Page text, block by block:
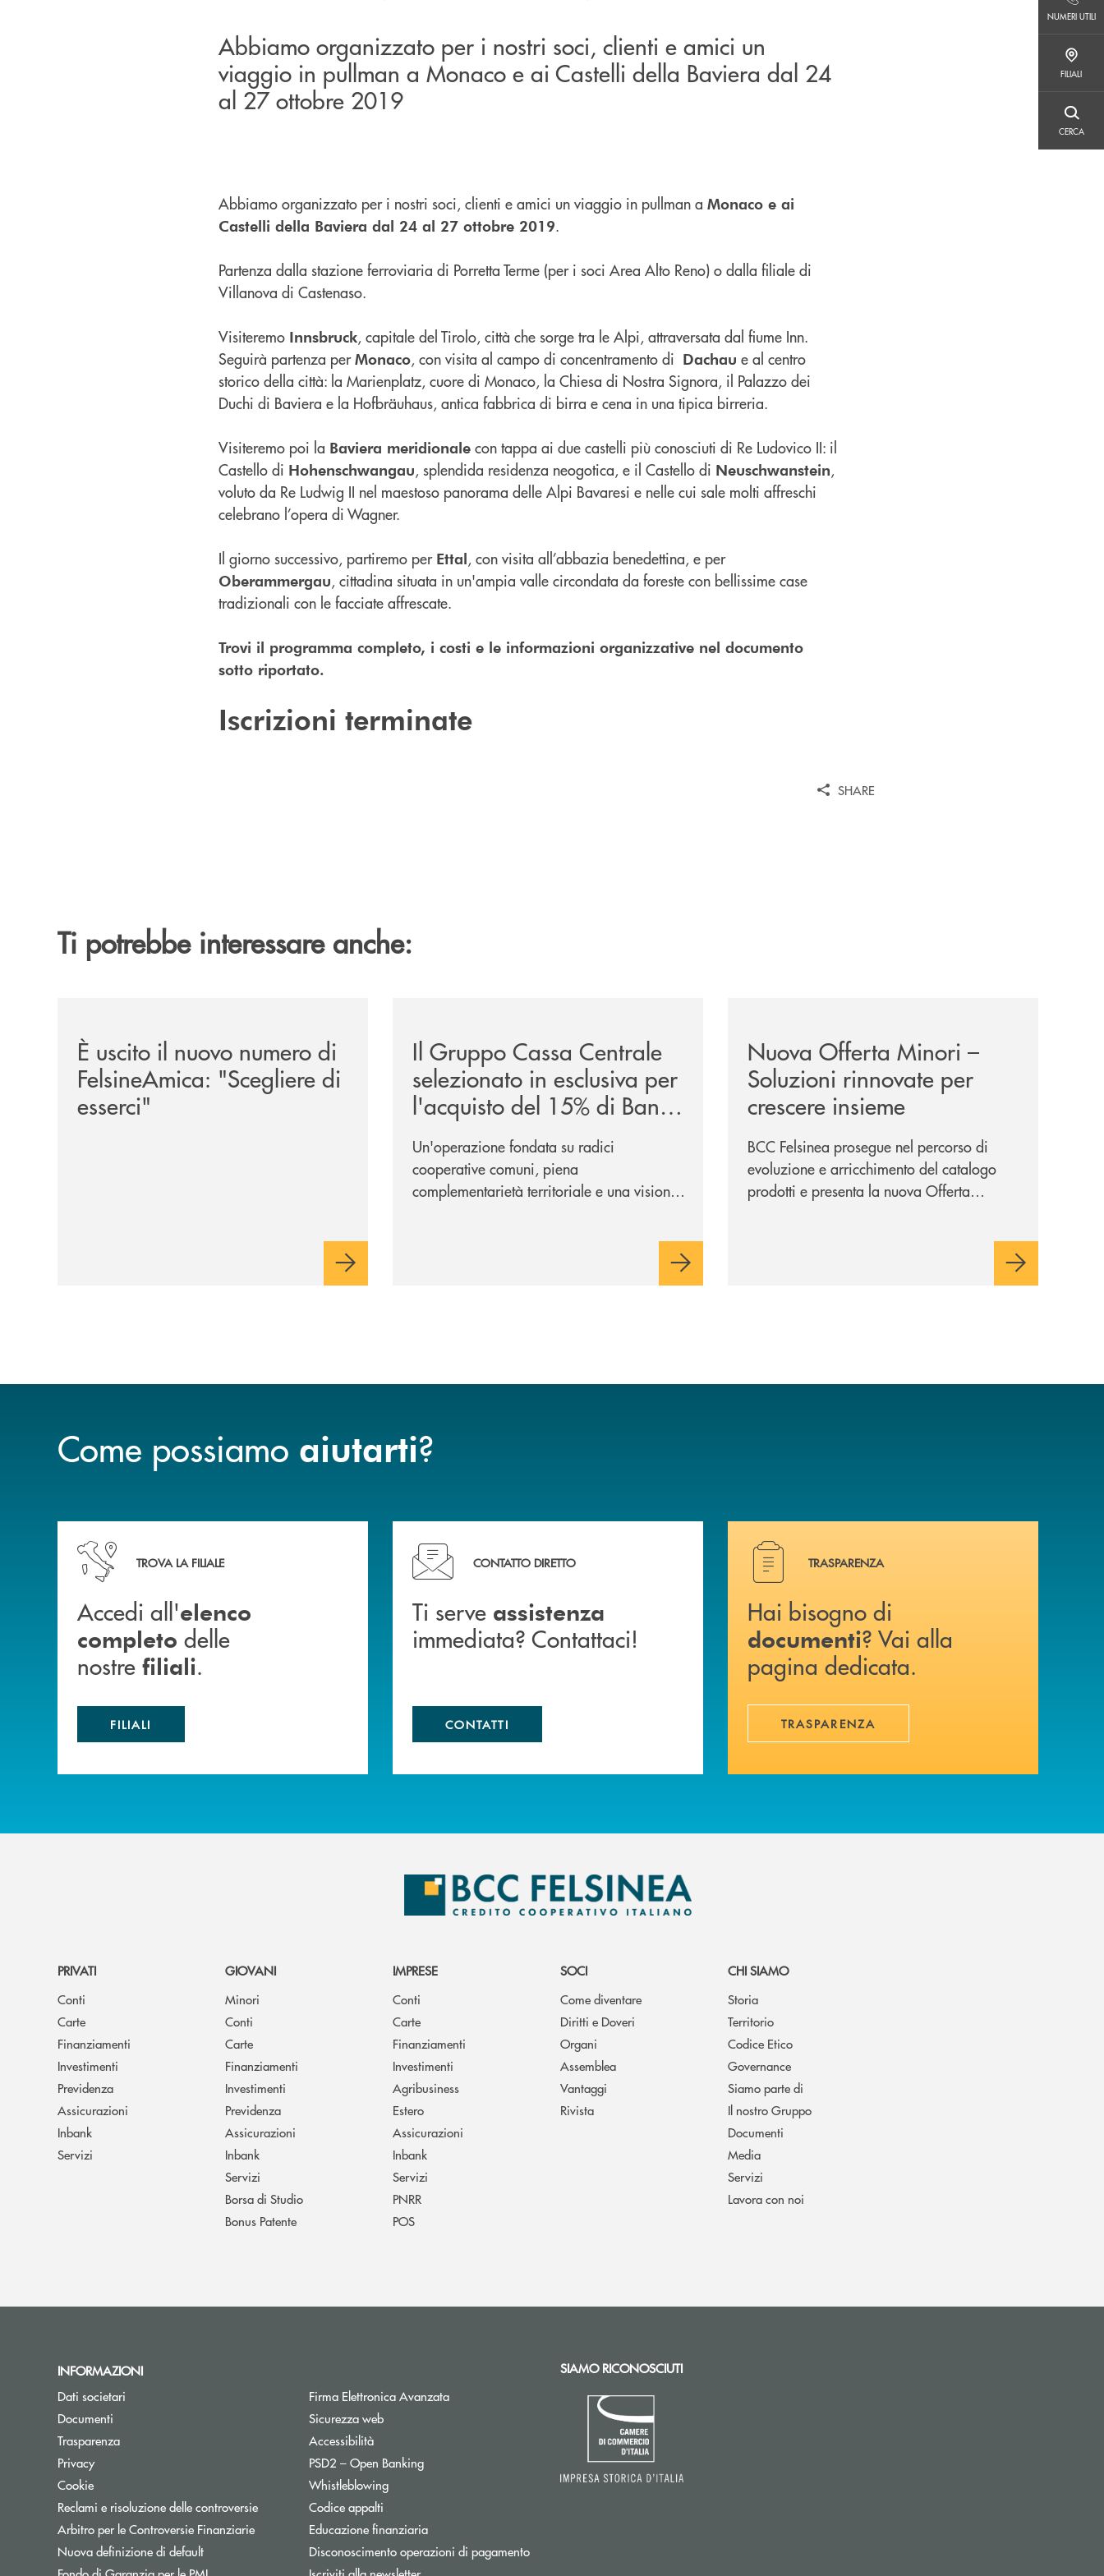
NUMERI UTILI
FILIALI
CERCA
Abbiamo organizzato per i nostri soci, clienti e amici un
viaggio in pullman a Monaco e ai Castelli della Baviera dal 24
al 27 ottobre 2019
Abbiamo organizzato per i nostri soci, clienti e amici un viaggio in pullman a Monaco e ai
Castelli della Baviera dal 24 al 27 ottobre 2019.
Partenza dalla stazione ferroviaria di Porretta Terme (per i soci Area Alto Reno) o dalla filiale di
Villanova di Castenaso.
Visiteremo Innsbruck, capitale del Tirolo, città che sorge tra le Alpi, attraversata dal fiume Inn.
Seguirà partenza perMonaco, con visita al campo di concentramento di Dachau e al centro
storico della città: la Marienplatz, cuore di Monaco, la Chiesa di Nostra Signora, il Palazzo dei
Duchi di Baviera e la Hofbräuhaus, antica fabbrica di birra e cena in una tipica birreria.
Visiteremo poi la Baviera meridionale con tappa ai due castelli più conosciuti di Re Ludovico II: il
Castello di Hohenschwangau, splendida residenza neogotica, e il Castello di Neuschwanstein,
voluto da Re Ludwig II nel maestoso panorama delle Alpi Bavaresi e nelle cui sale molti affreschi
celebrano l’opera di Wagner.
Il giorno successivo, partiremo per Ettal, con visita all’abbazia benedettina, e per
Oberammergau, cittadina situata in un'ampia valle circondata da foreste con bellissime case
tradizionali con le facciate affrescate.
Trovi il programma completo, i costi e le informazioni organizzative nel documento
sotto riportato.
Iscrizioni terminate
SHARE
Ti potrebbe interessare anche:
È uscito il nuovo numero di
FelsineAmica: "Scegliere di
esserci"
Il Gruppo Cassa Centrale
selezionato in esclusiva per
l'acquisto del 15% di Banca
Cambiano 1884
Un'operazione fondata su radici
cooperative comuni, piena
complementarietà territoriale e una visione
Nuova Offerta Minori –
Soluzioni rinnovate per
crescere insieme
BCC Felsinea prosegue nel percorso di
evoluzione e arricchimento del catalogo
prodotti e presenta la nuova Offerta
Come possiamo aiutarti?
Accedi all' elenco completo delle nostre&nbsp; filiali .
TROVA LA FILIALE
Accedi all'elenco
completo delle
nostre filiali.
FILIALI
Ti serve assistenza immediata? Contattaci!
CONTATTO DIRETTO
Ti serve assistenza
immediata? Contattaci!
CONTATTI
Hai bisogno di documenti ? Vai alla pagina dedicata.
TRASPARENZA
Hai bisogno di
documenti? Vai alla
pagina dedicata.
TRASPARENZA
PRIVATI
Conti
Carte
Finanziamenti
Investimenti
Previdenza
Assicurazioni
Inbank
Servizi
GIOVANI
Minori
Conti
Carte
Finanziamenti
Investimenti
Previdenza
Assicurazioni
Inbank
Servizi
Borsa di Studio
Bonus Patente
IMPRESE
Conti
Carte
Finanziamenti
Investimenti
Agribusiness
Estero
Assicurazioni
Inbank
Servizi
PNRR
POS
SOCI
Come diventare
Diritti e Doveri
Organi
Assemblea
Vantaggi
Rivista
CHI SIAMO
Storia
Territorio
Codice Etico
Governance
Siamo parte di
Il nostro Gruppo
Documenti
Media
Servizi
Lavora con noi
INFORMAZIONI
Dati societari
Documenti
Trasparenza
PrivacyApre una nuova finestra
CookieApre una nuova finestra
Reclami e risoluzione delle controversieApre una nuova finestra
Arbitro per le Controversie FinanziarieApre una nuova finestra
Nuova definizione di default
Apre una nuova finestra
Firma Elettronica AvanzataApre una nuova finestra
Sicurezza web
Accessibilità
PSD2 – Open BankingApre una nuova finestra
Whistleblowing
Codice appalti
Educazione finanziaria
Disconoscimento operazioni di pagamento
Apre una nuova finestra
SIAMO RICONOSCIUTI